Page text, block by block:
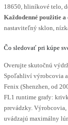
18650, hliníkové telo,
Každodenné použitie a
nastaviteľný sklon,
Čo sledovať pri kúpe
Overujte skutočnú
Spoľahliví výrobcovia
Fenix (Shenzhen, od
FL1 runtime grafy:
prevádzky.
uvádzajú maximálny